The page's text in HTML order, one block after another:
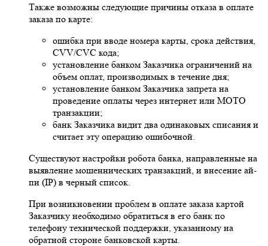
Также возможны следующие причины отказа в оплате
заказа по карте:
ошибка при вводе номера карты, срока действия,
CVV/CVC кода;
установление банком Заказчика ограничений на
объем оплат, производимых в течение дня;
установление банком Заказчика запрета на
проведение оплаты через интернет или MOTO
транзакции;
банк Заказчика видит два одинаковых списания и
считает эту операцию ошибочной.
Существуют настройки робота банка, направленные на
выявление мошеннических транзакций, и внесение ай-
пи (IP) в черный список.
При возникновении проблем в оплате заказа картой
Заказчику необходимо обратиться в его банк по
телефону технической поддержки, указанному на
обратной стороне банковской карты.